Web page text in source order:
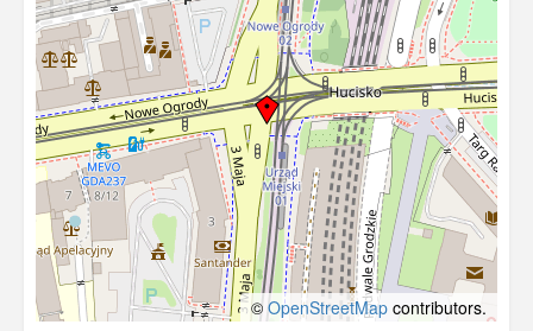
© OpenStreetMap contributors.